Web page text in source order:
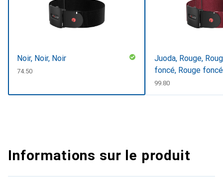
Noir, Noir, Noir
CHF
74.50
Juoda, Rouge,
foncé, Rouge foncé
CHF
99.80
Informations sur le produit